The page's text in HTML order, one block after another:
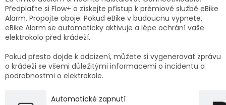
Předplaťte si Flow+ a získejte přístup k prémiové službě eBike
Alarm. Propojte oboje. Pokud eBike v budoucnu vypnete,
eBike Alarm se automaticky aktivuje a lépe ochrání vaše
elektrokolo před krádeží.
Pokud přesto dojde k odcizení, můžete si vygenerovat zprávu
o krádeži se všemi důležitými informacemi o incidentu a
podrobnostmi o elektrokole.
Automatické zapnutí